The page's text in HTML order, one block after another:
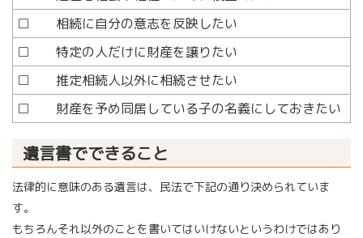
□ 相続に自分の意志を反映したい
□ 特定の人だけに財産を譲りたい
□ 推定相続人以外に相続させたい
□ 財産を予め同居している子の名義にしておきたい
遺言書でできること
法律的に意味のある遺言は、民法で下記の通り決められていま
す。
もちろんそれ以外のことを書いてはいけないというわけではあり